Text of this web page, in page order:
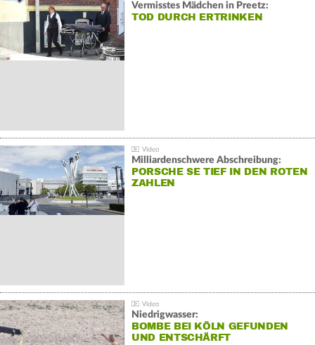
Vermisstes Mädchen in Preetz:
TOD DURCH ERTRINKEN
Milliardenschwere Abschreibung:
PORSCHE SE TIEF IN DEN ROTEN
ZAHLEN
Niedrigwasser:
BOMBE BEI KÖLN GEFUNDEN
UND ENTSCHÄRFT